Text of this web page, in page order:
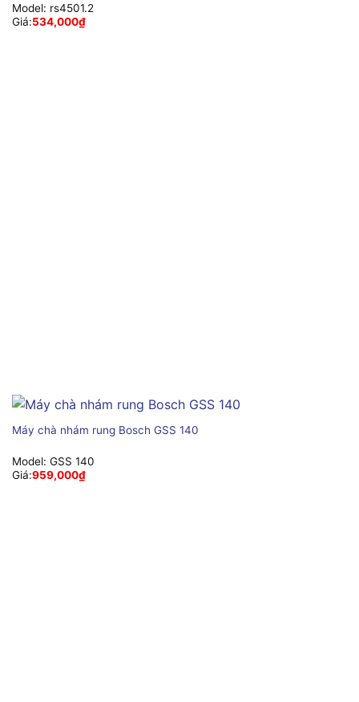
Model: rs4501.2
Giá:534,000₫
Máy chà nhám rung Bosch GSS 140
Model: GSS 140
Giá:959,000₫